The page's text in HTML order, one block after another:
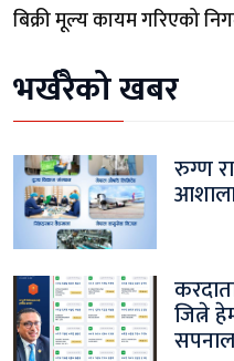
बिक्री मूल्य कायम गरिएको
भर्खरैको खबर
रुग्ण
जित्ने